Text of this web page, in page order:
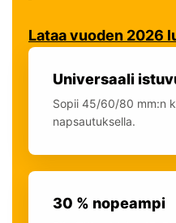
Lataa vuoden 2026
Universaali
Sopii 45/60/80 mm:n
napsautuksella.
30 % nopeampi